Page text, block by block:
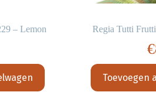
– Lemon Regia Tutti
€
Toevoegen